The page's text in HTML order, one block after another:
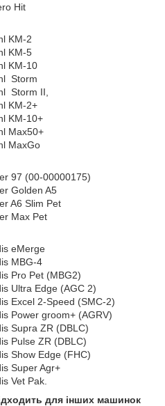
Hit
KM-2
KM-5
KM-10
Storm
Storm II,
KM-2+
KM-10+
Max50+
MaxGo
97 (00-00000175)
Golden A5
A6 Slim Pet
Max Pet
eMerge
MBG-4
Pro Pet (MBG2)
Ultra Edge (AGC 2)
Excel 2-Speed (SMC-2)
Power groom+ (AGRV)
Supra ZR (DBLC)
Pulse ZR (DBLC)
Show Edge (FHC)
Super Agr+
Vet Pak.
для інших машинок